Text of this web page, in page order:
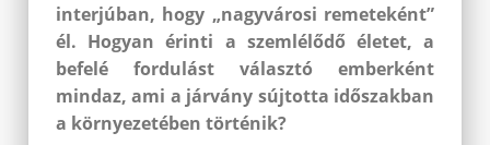
interjúban, hogy „nagyvárosi remeteként”
él. Hogyan érinti a szemlélődő életet, a
befelé fordulást választó emberként
mindaz, ami a járvány sújtotta időszakban
a környezetében történik?